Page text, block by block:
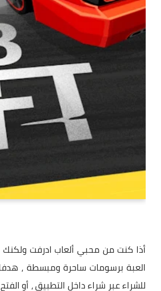
أذا كنت من محبي ألعاب ادرفت ولكنك
للشراء عبر شراء داخل التطبيق ، أو